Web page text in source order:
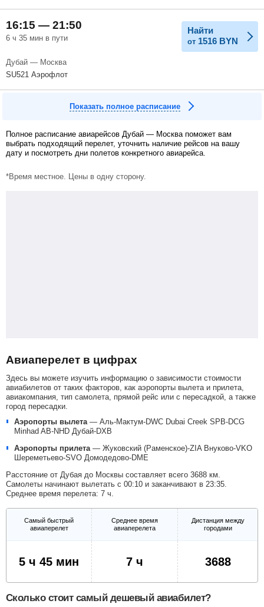
16:15 — 21:50
6 ч 35 мин в пути
Найти
от 1516 BYN
Дубай — Москва
SU521 Аэрофлот
Показать полное расписание
Полное расписание авиарейсов Дубай — Москва поможет вам
выбрать подходящий перелет, уточнить наличие рейсов на вашу
дату и посмотреть дни полетов конкретного авиарейса.
*Время местное. Цены в одну сторону.
Авиаперелет в цифрах
Здесь вы можете изучить информацию о зависимости стоимости
авиабилетов от таких факторов, как аэропорты вылета и прилета,
авиакомпания, тип самолета, прямой рейс или с пересадкой, а также
город пересадки.
Аэропорты вылета — Аль-Мактум-DWC Dubai Creek SPB-DCG
Minhad AB-NHD Дубай-DXB
Аэропорты прилета — Жуковский (Раменское)-ZIA Внуково-VKO
Шереметьево-SVO Домодедово-DME
Расстояние от Дубая до Москвы составляет всего 3688 км.
Самолеты начинают вылетать с 00:10 и заканчивают в 23:35.
Среднее время перелета: 7 ч.
Самый быстрый
авиаперелет
Среднее время
авиаперелета
Дистанция между
городами
5 ч 45 мин 7 ч 3688
Сколько стоит самый дешевый авиабилет?